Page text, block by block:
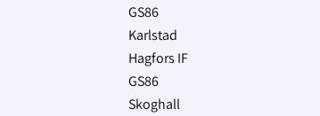
GS86
Karlstad
Hagfors IF
GS86
Skoghall